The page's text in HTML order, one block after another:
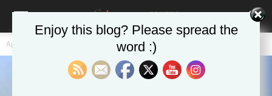
Αρχική
Enjoy this blog? Please spread the
word :)